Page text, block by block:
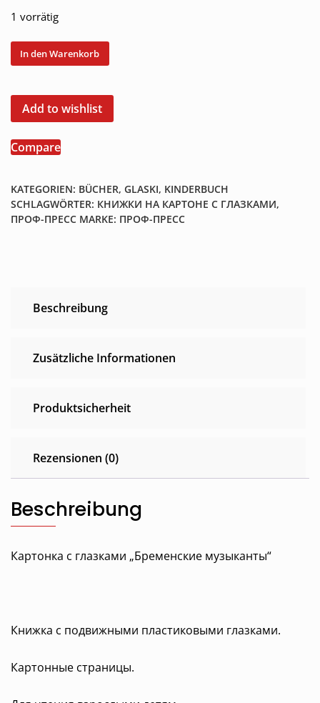
1 vorrätig
Картонка
с
"Бременские
музыканты"
In den Warenkorb
Add to wishlist
Compare
KATEGORIEN: BÜCHER, GLASKI, KINDERBUCH
SCHLAGWÖRTER: КНИЖКИ НА КАРТОНЕ С ГЛАЗКАМИ,
ПРОФ-ПРЕСС MARKE: ПРОФ-ПРЕСС
Beschreibung
Zusätzliche Informationen
Produktsicherheit
Rezensionen (0)
Beschreibung
Картонка с глазками „Бременские музыканты“
Книжка с подвижными пластиковыми глазками.
Картонные страницы.